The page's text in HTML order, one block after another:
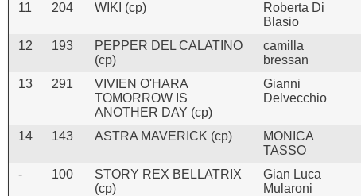
11
204 WIKI (cp)
Roberta Di
Blasio
12
193
PEPPER DEL CALATINO
(cp)
camilla
bressan
13
291
VIVIEN O'HARA
TOMORROW IS
ANOTHER DAY (cp)
Gianni
Delvecchio
14 143 ASTRA MAVERICK (cp)
MONICA
TASSO
- 100
STORY REX BELLATRIX
(cp)
Gian Luca
Mularoni